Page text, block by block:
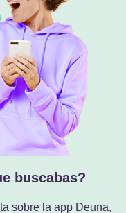
buscabas?
sobre la app Deuna,